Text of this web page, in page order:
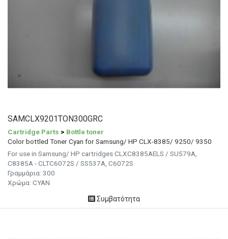
SAMCLX9201TON300GRC
Cartridge Parts > Bottle toner
Color bottled Toner Cyan for Samsung/ HP CLX-8385/ 9250/ 9350
For use in Samsung/ HP cartridges CLXC8385AELS / SU579A,
C8385A - CLTC6072S / SS537A, C6072S
Γραμμάρια: 300
Χρώμα: CYAN
Συμβατότητα